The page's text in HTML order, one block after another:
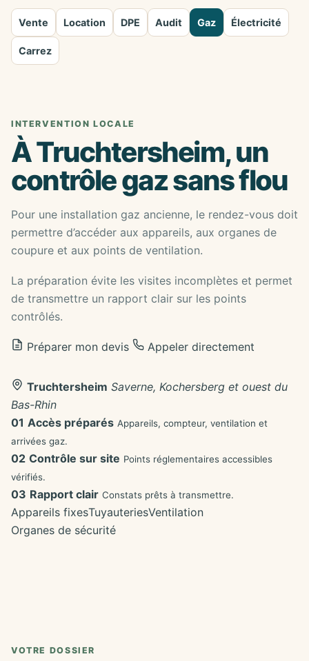
Vente Location DPE Audit Gaz Électricité
Carrez
INTERVENTION LOCALE
À Truchtersheim, un
contrôle gaz sans flou
Pour une installation gaz ancienne, le rendez-vous doit
permettre d’accéder aux appareils, aux organes de
coupure et aux points de ventilation.
La préparation évite les visites incomplètes et permet
de transmettre un rapport clair sur les points
contrôlés.
Préparer mon devis Appeler directement
Truchtersheim Saverne, Kochersberg et ouest du
Bas-Rhin
01 Accès préparés Appareils, compteur, ventilation et
arrivées gaz.
02 Contrôle sur site Points réglementaires accessibles
vérifiés.
03 Rapport clair Constats prêts à transmettre.
Appareils fixesTuyauteriesVentilation
Organes de sécurité
VOTRE DOSSIER